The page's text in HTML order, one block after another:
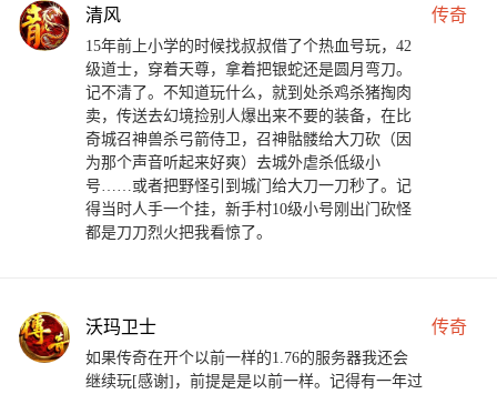
清风 传奇
15年前上小学的时候找叔叔借了个热血号玩，42
级道士，穿着天尊，拿着把银蛇还是圆月弯刀。
记不清了。不知道玩什么，就到处杀鸡杀猪掏肉
卖，传送去幻境捡别人爆出来不要的装备，在比
奇城召神兽杀弓箭侍卫，召神骷髅给大刀砍（因
为那个声音听起来好爽）去城外虐杀低级小
号……或者把野怪引到城门给大刀一刀秒了。记
得当时人手一个挂，新手村10级小号刚出门砍怪
都是刀刀烈火把我看惊了。
沃玛卫士 传奇
如果传奇在开个以前一样的1.76的服务器我还会
继续玩[感谢]，前提是是以前一样。记得有一年过